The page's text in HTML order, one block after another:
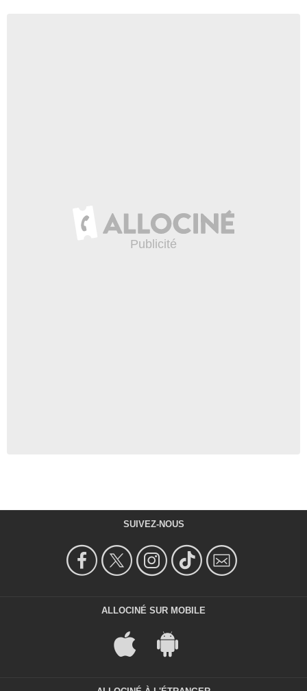
SUIVEZ-NOUS
ALLOCINÉ SUR MOBILE